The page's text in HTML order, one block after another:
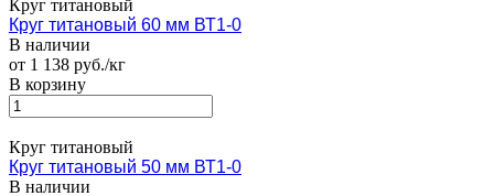
Круг титановый
Круг титановый 60 мм ВТ1-0
В наличии
от 1 138 руб./кг
В корзину
Круг титановый
Круг титановый 50 мм ВТ1-0
В наличии